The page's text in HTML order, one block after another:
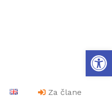
Za člane